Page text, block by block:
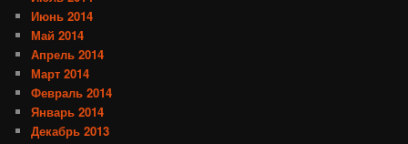
Июнь 2014
Май 2014
Апрель 2014
Март 2014
Февраль 2014
Январь 2014
Декабрь 2013